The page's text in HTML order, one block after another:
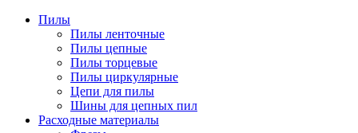
Пилы
Пилы ленточные
Пилы цепные
Пилы торцевые
Пилы циркулярные
Цепи для пилы
Шины для цепных пил
Расходные материалы